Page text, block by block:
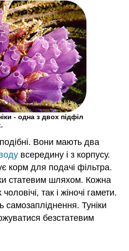
- одна з двох підфіл
Вони мають два
всередину і з корпусу.
корм для подачі фільтра.
статевим шляхом. Кожна
так і жіночі гамети.
Туніки
безстатевим